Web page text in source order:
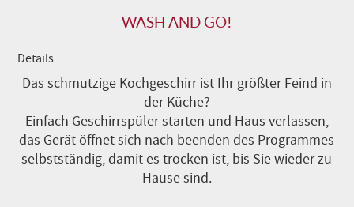
WASH AND GO!
Details
Das schmutzige Kochgeschirr ist Ihr größter Feind in
der Küche?
Einfach Geschirrspüler starten und Haus verlassen,
das Gerät öffnet sich nach beenden des Programmes
selbstständig, damit es trocken ist, bis Sie wieder zu
Hause sind.